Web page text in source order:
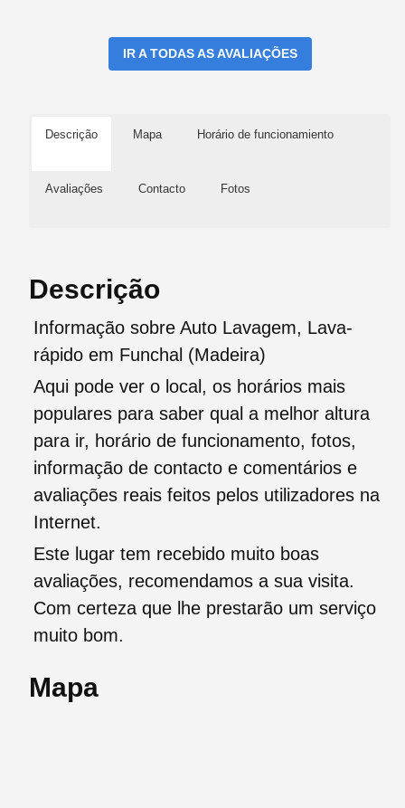
IR A TODAS AS AVALIAÇÕES
Descrição Mapa Horário de funcionamiento
Avaliações Contacto Fotos
Descrição
Informação sobre Auto Lavagem, Lava-
rápido em Funchal (Madeira)
Aqui pode ver o local, os horários mais
populares para saber qual a melhor altura
para ir, horário de funcionamento, fotos,
informação de contacto e comentários e
avaliações reais feitos pelos utilizadores na
Internet.
Este lugar tem recebido muito boas
avaliações, recomendamos a sua visita.
Com certeza que lhe prestarão um serviço
muito bom.
Mapa